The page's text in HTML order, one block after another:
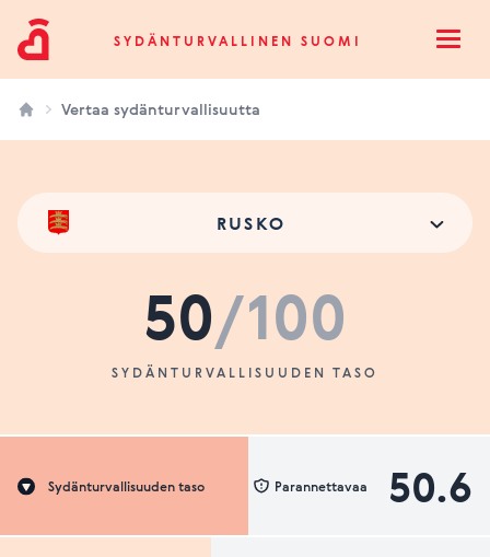
Sydänturvallinen SuomiSYDÄNTURVALLINEN SUOMI
Vertaa sydänturvallisuutta
RUSKO
50/100
SYDÄNTURVALLISUUDEN TASO
Sydänturvallisuuden taso 50.6
Parannettavaa